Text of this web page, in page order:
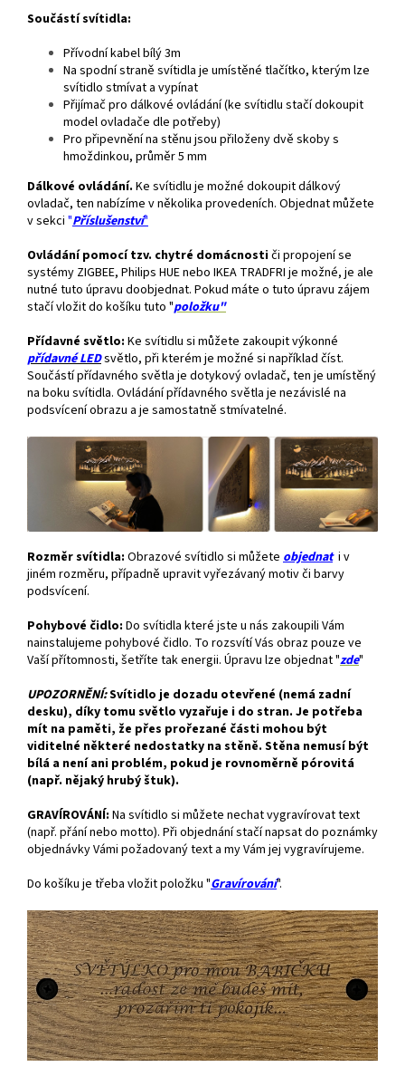
Součástí svítidla:
Přívodní kabel bílý 3m
Na spodní straně svítidla je umístěné tlačítko, kterým lze
svítidlo stmívat a vypínat
Přijímač pro dálkové ovládání (ke svítidlu stačí dokoupit
model ovladače dle potřeby)
Pro připevnění na stěnu jsou přiloženy dvě skoby s
hmoždinkou, průměr 5 mm
Dálkové ovládání. Ke svítidlu je možné dokoupit dálkový
ovladač, ten nabízíme v několika provedeních. Objednat můžete
v sekci "Příslušenství"
Ovládání pomocí tzv. chytré domácnostiči propojení se
systémy ZIGBEE, Philips HUE nebo IKEA TRADFRI je možné, je ale
nutné tuto úpravu doobjednat. Pokud máte o tuto úpravu zájem
stačí vložit do košíku tuto "položku"
Přídavné světlo: Ke svítidlu si můžete zakoupit výkonné
přídavnéLEDsvětlo, při kterém je možné si například číst.
Součástí přídavného světla je dotykový ovladač, ten je umístěný
na boku svítidla. Ovládání přídavného světla je nezávislé na
podsvícení obrazu a je samostatně stmívatelné.
Rozměr svítidla: Obrazové svítidlo si můžete objednat i v
jiném rozměru, případně upravit vyřezávaný motiv či barvy
podsvícení.
Pohybové čidlo: Do svítidla které jste u nás zakoupili Vám
nainstalujeme pohybové čidlo. To rozsvítí Vás obraz pouze ve
Vaší přítomnosti, šetříte tak energii. Úpravu lze objednat "zde"
UPOZORNĚNÍ:Svítidlo je dozadu otevřené (nemá zadní
desku), díky tomu světlo vyzařuje i do stran. Je potřeba
mít na paměti, že přes prořezané části mohou být
viditelné některé nedostatky na stěně. Stěna nemusí být
bílá a není ani problém, pokud je rovnoměrně pórovitá
(např. nějaký hrubý štuk).
GRAVÍROVÁNÍ: Na svítidlo si můžete nechat vygravírovat text
(např. přání nebo motto). Při objednání stačí napsat do poznámky
objednávky Vámi požadovaný text a my Vám jej vygravírujeme.
Do košíku je třeba vložit položku "Gravírování".